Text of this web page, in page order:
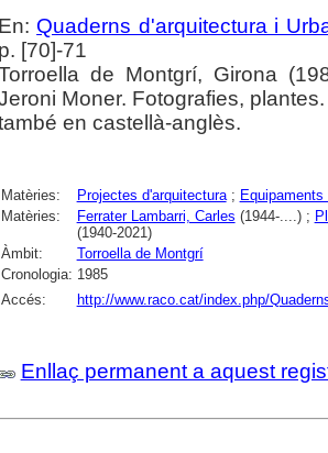
En: Quaderns d'arquitectura i
p. [70]-71
de Montgrí, Girona
Moner. Fotografies,
en castellà-anglès.
Matèries: Projectes d'arquitectura;
Matèries:
Ferrater Lambarri, Carles (1944-....) ;
(1940-2021)
Àmbit:
Torroella de Montgrí
Cronologia: 1985
Accés:
http://www.raco.cat/index.php/
Enllaç permanent a aquest